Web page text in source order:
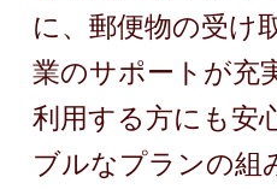
に、郵便物の受け
業のサポートが充
利用する方にも安
ブルなプランの組